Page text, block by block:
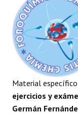
QUÍMICA
ORGÁNICA
HETEROCICLOS
SÍNTESIS
ESPECTROSCOPÍA
Material específico
ejercicios y
Germán